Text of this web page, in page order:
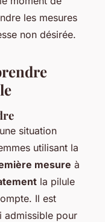
les mesures
non désirée.
situation
utilisant la
mesure à
la pilule
Il est
admissible pour